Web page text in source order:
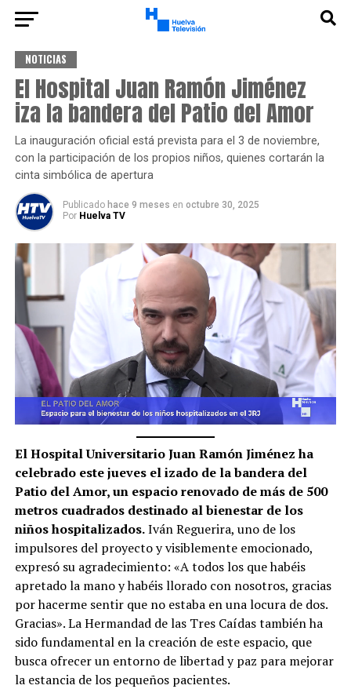
NOTICIAS
El Hospital Juan Ramón Jiménez
iza la bandera del Patio del Amor
La inauguración oficial está prevista para el 3 de noviembre,
con la participación de los propios niños, quienes cortarán la
cinta simbólica de apertura
Publicado hace 9 meses en octubre 30, 2025
Por Huelva TV
El Hospital Universitario Juan Ramón Jiménez ha
celebrado este jueves el izado de la bandera del
Patio del Amor, un espacio renovado de más de 500
metros cuadrados destinado al bienestar de los
niños hospitalizados.Iván Reguerira, uno de los
impulsores del proyecto y visiblemente emocionado,
expresó su agradecimiento: «A todos los que habéis
apretado la mano y habéis llorado con nosotros, gracias
por hacerme sentir que no estaba en una locura de dos.
Gracias». La Hermandad de las Tres Caídas también ha
sido fundamental en la creación de este espacio, que
busca ofrecer un entorno de libertad y paz para mejorar
la estancia de los pequeños pacientes.